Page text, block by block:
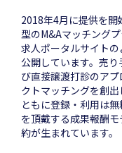
2018年4月に提供を
型のM&Aマッチング
求人ポータルサイト
公開しています。売
び直接譲渡打診のア
クトマッチングを創
ともに登録・利用は
を頂戴する成果報酬
約が生まれています。